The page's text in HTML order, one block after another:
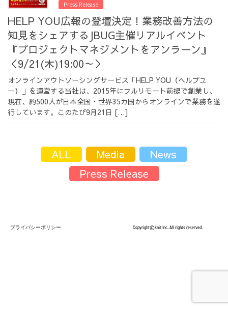
メンバー 会社概要
サービス
採用情報
採用情報トップ チームインタビュー01
Press Release
HELP YOU広報の登壇決定！業務改善方法の
知見をシェアするJBUG主催リアルイベント
『プロジェクトマネジメントをアンラーン』
＜9/21(木)19:00～＞
オンラインアウトソーシングサービス「HELP YOU（ヘルプユ
ー）」を運営する当社は、2015年にフルリモート前提で創業し、
現在、約500人が日本全国・世界35カ国からオンラインで業務を遂
行しています。このたび9月21日 […]
ALL Media
News
Press Release
プライバシーポリシー Copyright©knit Inc. All rights reserved.